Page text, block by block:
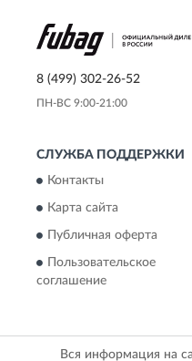
8 (499) 302-26-52
ПН-ВС 9:00-21:00
СЛУЖБА ПОДДЕРЖКИ
Контакты
Карта сайта
Публичная оферта
Пользовательское
соглашение
Вся информация на